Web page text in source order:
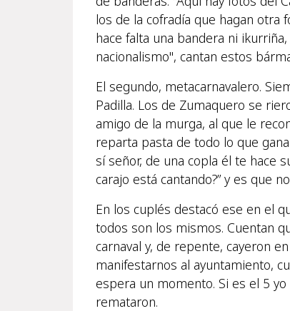
los de la cofradía que hagan otra
hace falta una bandera ni
nacionalismo", cantan estos
El segundo, metacarnavalero.
Padilla. Los de Zumaquero se
amigo de la murga, al que le
reparta pasta de todo lo que
sí señor, de una copla él te hace
carajo está cantando?” y es que
En los cuplés destacó ese en el
todos son los mismos. Cuentan
carnaval y, de repente, cayeron
manifestarnos al ayuntamiento,
espera un momento. Si es el 5
remataron.